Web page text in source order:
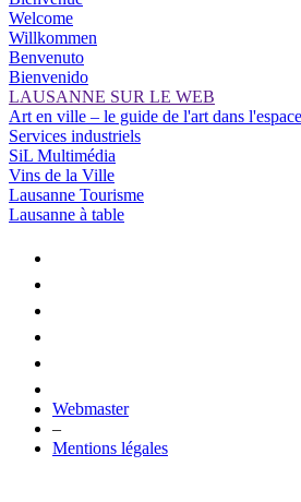
Welcome
Willkommen
Benvenuto
Bienvenido
LAUSANNE SUR LE WEB
Art en ville – le guide de l'art dans
Services industriels
SiL Multimédia
Vins de la Ville
Lausanne Tourisme
Lausanne à table
Webmaster
–
Mentions légales